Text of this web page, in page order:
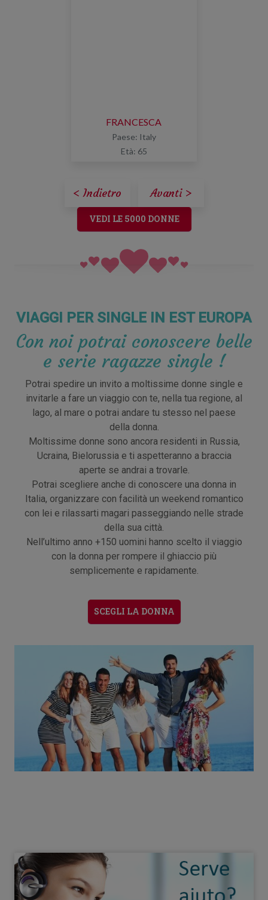
FRANCESCA
Paese: Italy
Età: 65
< Indietro Avanti >
VEDI LE 5000 DONNE
VIAGGI PER SINGLE IN EST EUROPA
Con noi potrai conoscere belle
e serie ragazze single !
Potrai spedire un invito a moltissime donne single e
invitarle a fare un viaggio con te, nella tua regione, al
lago, al mare o potrai andare tu stesso nel paese
della donna.
Moltissime donne sono ancora residenti in Russia,
Ucraina, Bielorussia e ti aspetteranno a braccia
aperte se andrai a trovarle.
Potrai scegliere anche di conoscere una donna in
Italia, organizzare con facilità un weekend romantico
con lei e rilassarti magari passeggiando nelle strade
della sua città.
Nell’ultimo anno +150 uomini hanno scelto il viaggio
con la donna per rompere il ghiaccio più
semplicemente e rapidamente.
SCEGLI LA DONNA